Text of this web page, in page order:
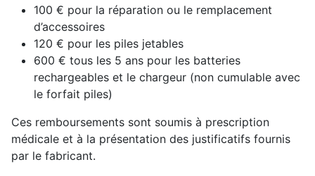
100 € pour la réparation ou le remplacement
d’accessoires
120 € pour les piles jetables
600 € tous les 5 ans pour les batteries
rechargeables et le chargeur (non cumulable avec
le forfait piles)
Ces remboursements sont soumis à prescription
médicale et à la présentation des justificatifs fournis
par le fabricant.